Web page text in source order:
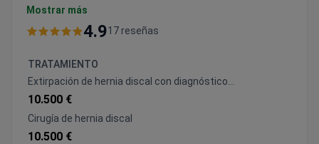
Galeazzi es el primer hospital de Italia para
admisiones ortopédicas y realiza el 75% de todas las
tanto, el Istituto Clinico Sant'Ambrogio ha obtenido
reconocimiento por su unidad cardiovascular y su
experiencia en el diagnóstico y tratamiento de la
obesidad. Ubicado en una sola instalación, OGSA
ofrece servicios integrales de atención médica para
Mostrar más
4.917 reseñas
TRATAMIENTO
Extirpación de hernia discal con diagnóstico
preoperatorio
10.500 €
Cirugía de hernia discal
10.500 €